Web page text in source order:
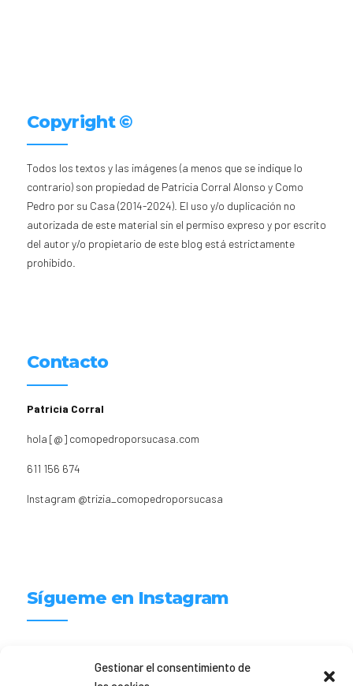
Gestionar el consentimiento de
Copyright ©
Todos los textos y las imágenes (a menos que se indique lo
contrario) son propiedad de Patricia Corral Alonso y Como
Pedro por su Casa (2014-2024). El uso y/o duplicación no
autorizada de este material sin el permiso expreso y por escrito
del autor y/o propietario de este blog está estrictamente
prohibido.
Contacto
Patricia Corral
hola [@] comopedroporsucasa.com
611 156 674
Instagram @trizia_comopedroporsucasa
Sígueme en Instagram
Freelance | Web | RRSS
Mi tienda de productos ECO
@lacatalina.shop